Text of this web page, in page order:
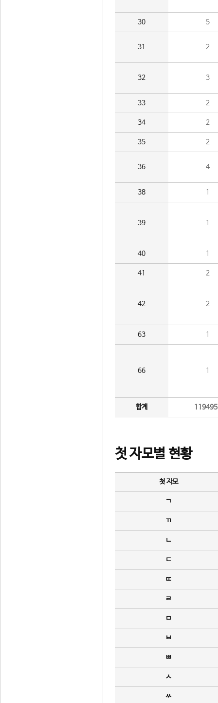
30 5
31 2
32 3
33 2
34 2
35 2
36 4
38 1
39 1
40 1
41 2
42 2
63 1
66 1
합계
첫 자모별 현황
첫 자모
ㄱ
ㄲ
ㄴ
ㄷ
ㄸ
ㄹ
ㅁ
ㅂ
ㅃ
ㅅ
ㅆ